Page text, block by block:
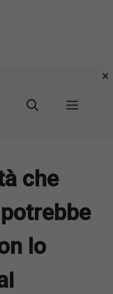
Menu
che
lo